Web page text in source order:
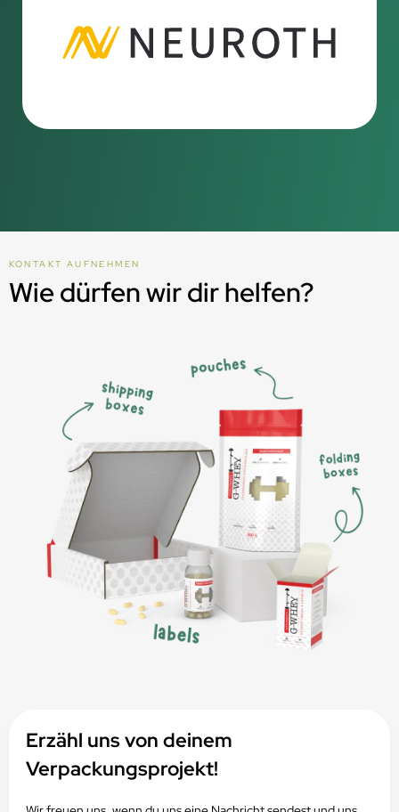
KONTAKT AUFNEHMEN
Wie dürfen wir dir helfen?
Erzähl uns von deinem
Verpackungsprojekt!